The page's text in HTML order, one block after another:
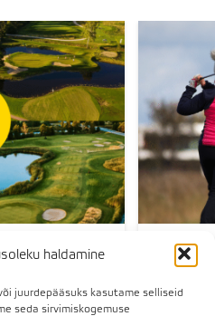
haldamine
juurdepääsuks kasutame selliseid
seda sirvimiskogemuse